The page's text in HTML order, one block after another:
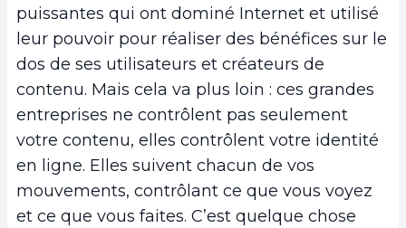
puissantes qui ont dominé Internet et utilisé
leur pouvoir pour réaliser des bénéfices sur le
dos de ses utilisateurs et créateurs de
contenu. Mais cela va plus loin : ces grandes
entreprises ne contrôlent pas seulement
votre contenu, elles contrôlent votre identité
en ligne. Elles suivent chacun de vos
mouvements, contrôlant ce que vous voyez
et ce que vous faites. C’est quelque chose